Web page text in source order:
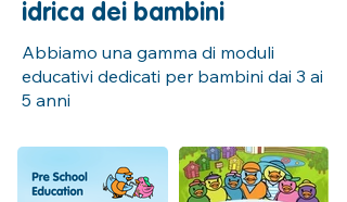
idrica dei bambini
Abbiamo una gamma di moduli
educativi dedicati per bambini dai 3 ai
5 anni